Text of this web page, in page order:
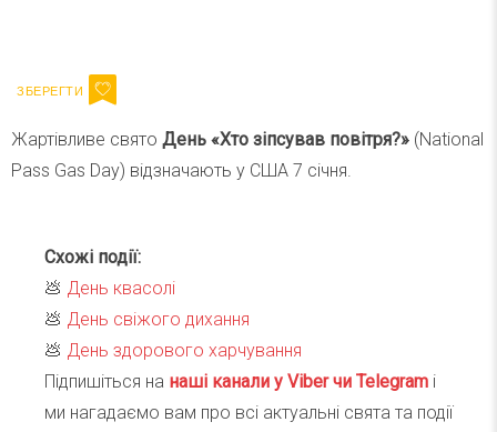
Жартівливе свято День «Хто зіпсував повітря?» (National
Pass Gas Day) відзначають у США 7 січня.
Схожі події:
💩 День квасолі
💩 День свіжого дихання
💩 День здорового харчування
Підпишіться на наші канали у Viber чи Telegram і
ми нагадаємо вам про всі актуальні свята та події